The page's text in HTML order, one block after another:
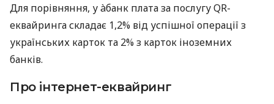
Для порівняння, у àбанк плата за послугу QR-
еквайринга складає 1,2% від успішної операції з
українських карток та 2% з карток іноземних
банків.
Про інтернет-еквайринг